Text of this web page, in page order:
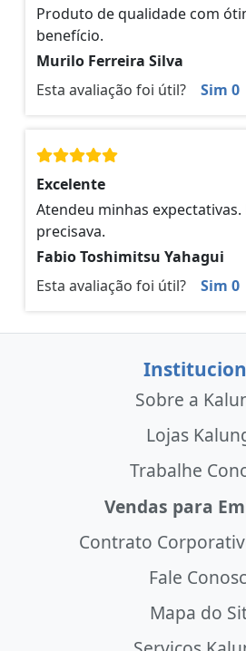
Produto de qualidade com
benefício.
Murilo Ferreira Silva
Esta avaliação foi útil?
Sim 0
Excelente
Atendeu minhas expectativas.
precisava.
Fabio Toshimitsu Yahagui
Esta avaliação foi útil?
Sim 0
Sobre a
Lojas
Trabalhe
Vendas para
Contrato
Fale
Mapa do